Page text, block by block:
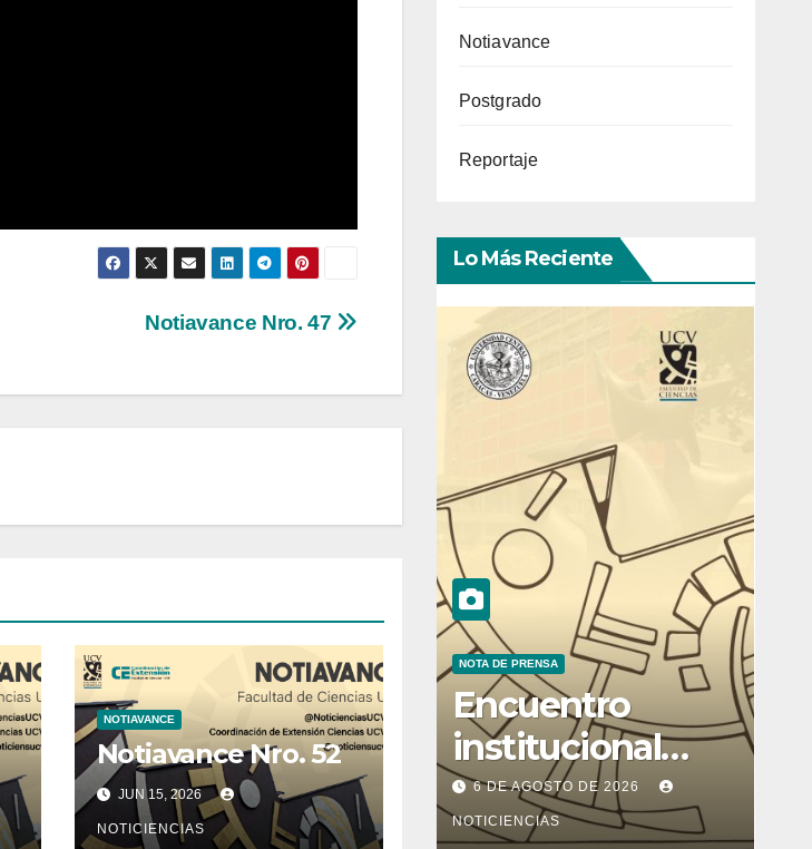
Notiavance Nro. 47
NOTIAVANCE
Notiavance Nro. 52
JUN 15, 2026
NOTICIENCIAS
Notiavance
Postgrado
Reportaje
Lo Más Reciente
NOTA DE PRENSA
Encuentro
institucional
entre la Facultad
de Ciencias y el
6 DE AGOSTO DE 2026
NOTICIENCIAS